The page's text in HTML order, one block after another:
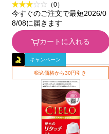
品)
（0）
今すぐのご注文で最短2026/0
8/08に届きます
カートに入れる
キャンペーン
税込価格から30円引き